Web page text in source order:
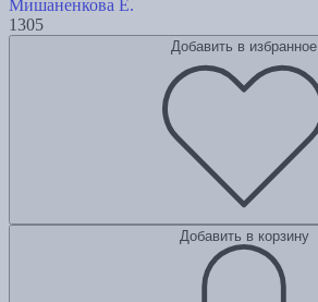
Мишаненкова Е.
1305
Добавить в избранное
Добавить в корзину